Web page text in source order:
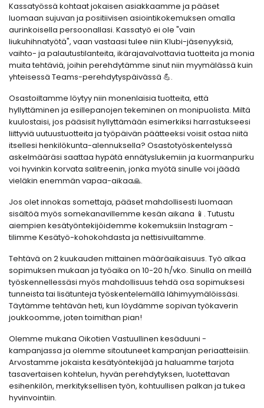
Kassatyössä kohtaat jokaisen asiakkaamme ja pääset
luomaan sujuvan ja positiivisen asiointikokemuksen omalla
aurinkoisella persoonallasi. Kassatyö ei ole "vain
liukuhihnatyötä", vaan vastaasi tulee niin Klubi-jäsenyyksiä,
vaihto- ja palautustilanteita, ikärajavalvottavia tuotteita ja monia
muita tehtäviä, joihin perehdytämme sinut niin myymälässä kuin
yhteisessä Teams-perehdytyspäivässä 💪.
Osastoiltamme löytyy niin monenlaisia tuotteita, että
hyllyttäminen ja esillepanojen tekeminen on monipuolista. Miltä
kuulostaisi, jos pääsisit hyllyttämään esimerkiksi harrastukseesi
liittyviä uutuustuotteita ja työpäivän päätteeksi voisit ostaa niitä
itsellesi henkilökunta-alennuksella? Osastotyöskentelyssä
askelmääräsi saattaa hypätä ennätyslukemiin ja kuormanpurku
voi hyvinkin korvata salitreenin, jonka myötä sinulle voi jäädä
vieläkin enemmän vapaa-aikaa🙏.
Jos olet innokas somettaja, pääset mahdollisesti luomaan
sisältöä myös somekanavillemme kesän aikana 📱. Tutustu
aiempien kesätyöntekijöidemme kokemuksiin Instagram -
tilimme Kesätyö-kohokohdasta ja nettisivuiltamme.
Tehtävä on 2 kuukauden mittainen määräaikaisuus. Työ alkaa
sopimuksen mukaan ja työaika on 10-20 h/vko. Sinulla on meillä
työskennellessäsi myös mahdollisuus tehdä osa sopimuksesi
tunneista tai lisätunteja työskentelemällä lähimyymälöissäsi.
Täytämme tehtävän heti, kun löydämme sopivan työkaverin
joukkoomme, joten toimithan pian!
Olemme mukana Oikotien Vastuullinen kesäduuni -
kampanjassa ja olemme sitoutuneet kampanjan periaatteisiin.
Arvostamme jokaista kesätyöntekijää ja haluamme tarjota
tasavertaisen kohtelun, hyvän perehdytyksen, luotettavan
esihenkilön, merkityksellisen työn, kohtuullisen palkan ja tukea
hyvinvointiin.